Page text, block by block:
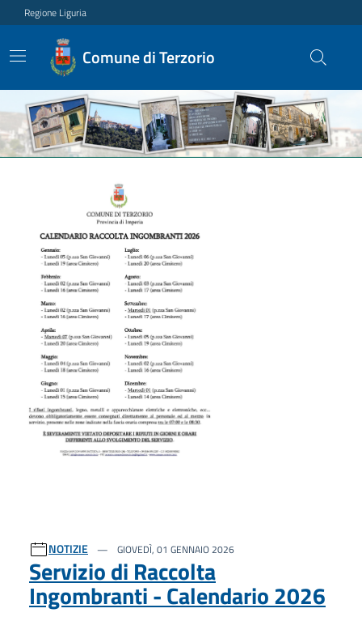
Regione Liguria
Comune di Terzorio
Ultime notizie
NOTIZIE GIOVEDÌ, 01 GENNAIO 2026
Servizio di Raccolta
Ingombranti - Calendario 2026